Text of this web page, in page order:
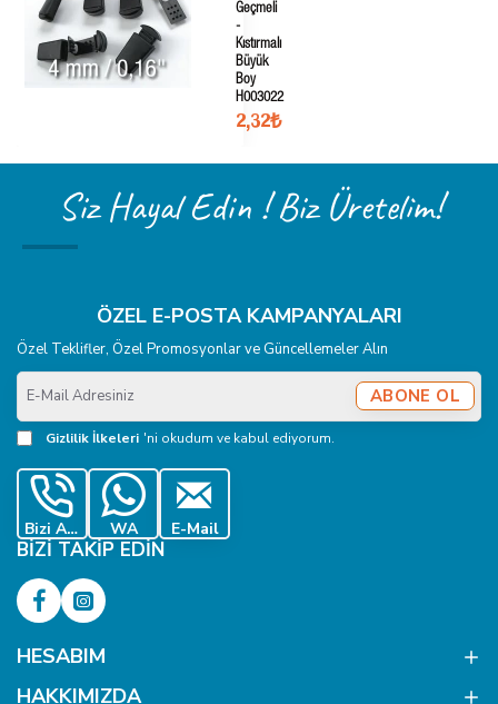
Geçmeli
-
Kıstırmalı
Büyük
Boy
H003022
2,32₺
Siz Hayal Edin ! Biz Üretelim!
ÖZEL E-POSTA KAMPANYALARI
Özel Teklifler, Özel Promosyonlar ve Güncellemeler Alın
E-
Mail
Adresiniz
ABONE OL
Gizlilik İlkeleri 'ni okudum ve kabul ediyorum.
Bizi Ara WA E-Mail
BIZI TAKIP EDIN
HESABIM
HAKKIMIZDA